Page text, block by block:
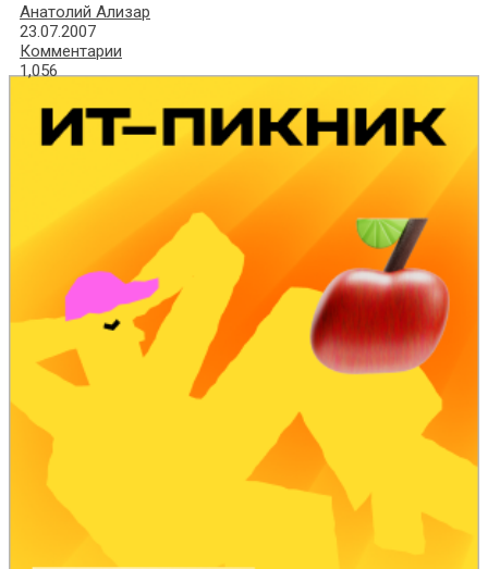
Анатолий Ализар
23.07.2007
Комментарии
1,056